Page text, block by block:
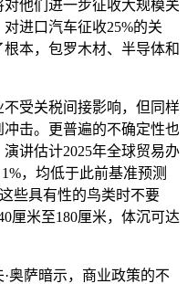
他们进一步征收大规模关
进口汽车征收25%的关
本，包罗木材、半导体和
受关税间接影响，但同样
击。更普遍的不确定性也
讲估计2025年全球贸易办
，均低于此前基准预测
些具有性的鸟类时不要
厘米至180厘米，体沉可达
萨暗示，商业政策的不